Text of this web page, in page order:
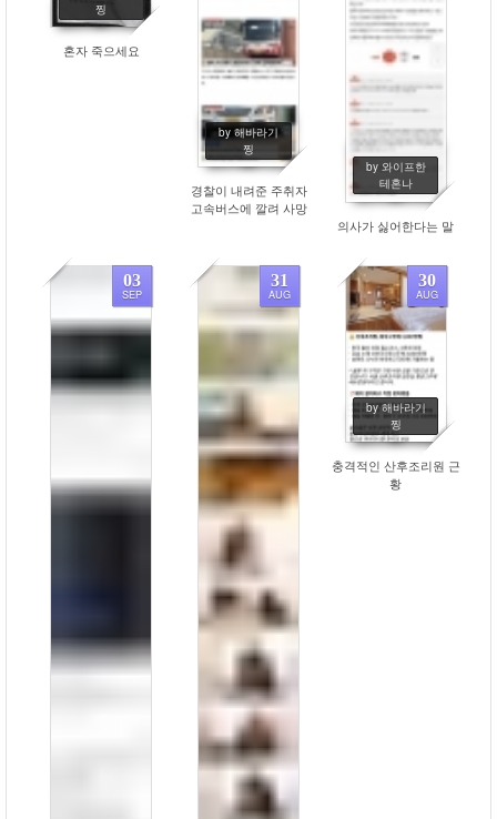
찡
혼자 죽으세요
by 해바라기
찡
경찰이 내려준 주취자
고속버스에 깔려 사망
by 와이프한
테혼나
의사가 싫어한다는 말
03
SEP
446
31
AUG
363
30
AUG
by 해바라기
찡
308
충격적인 산후조리원 근
황